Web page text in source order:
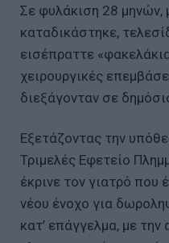
Σε φυλάκιση 28 μηνών,
καταδικάστηκε,
εισέπραττε
χειρουργικές
διεξάγονταν σε
Εξετάζοντας την
Τριμελές Εφετείο
έκρινε τον γιατρό που
νέου ένοχο για
κατ’ επάγγελμα, με